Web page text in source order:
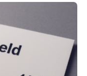
nur die Gründungen
an der Spitze. In
Personen in eine
folgten die
Betrachtet man
– die Anzahl